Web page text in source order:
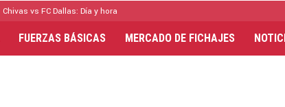
Chivas vs FC Dallas: Día y hora
FUERZAS BÁSICAS MERCADO DE FICHAJES